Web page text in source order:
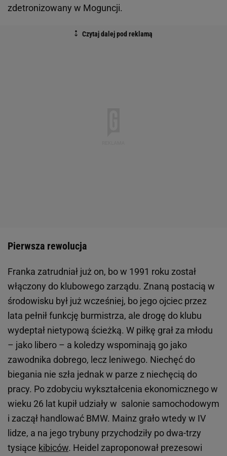
zdetronizowany w Moguncji.
Pierwsza rewolucja
Franka zatrudniał już on, bo w 1991 roku został
włączony do klubowego zarządu. Znaną postacią w
środowisku był już wcześniej, bo jego ojciec przez
lata pełnił funkcję burmistrza, ale drogę do klubu
wydeptał nietypową ścieżką. W piłkę grał za młodu
– jako libero – a koledzy wspominają go jako
zawodnika dobrego, lecz leniwego. Niechęć do
biegania nie szła jednak w parze z niechęcią do
pracy. Po zdobyciu wykształcenia ekonomicznego w
wieku 26 lat kupił udziały w salonie samochodowym
i zaczął handlować BMW. Mainz grało wtedy w IV
lidze, a na jego trybuny przychodziły po dwa-trzy
tysiące kibiców. Heidel zaproponował prezesowi